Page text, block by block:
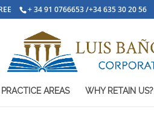
+ 34 91 0766653 /+34 635 30 20 56
PRACTICE AREAS WHY RETAIN US?